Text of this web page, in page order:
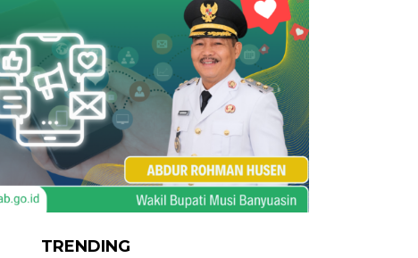
TRENDING